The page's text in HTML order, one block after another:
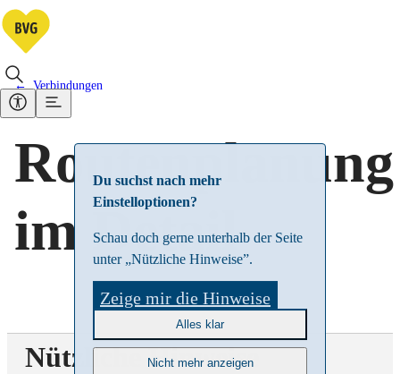
Verbindungen
Du suchst nach mehr
Einstelloptionen?
Schau doch gerne unterhalb der Seite
unter „Nützliche Hinweise”.
Zeige mir die Hinweise
Alles klar
Nicht mehr anzeigen
Routenplanung
im Detail
Nützliche Hinweise